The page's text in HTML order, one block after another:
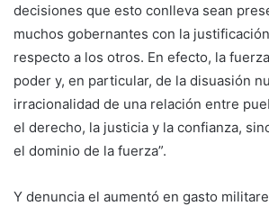
decisiones que esto conlleva sean
muchos gobernantes con la
respecto a los otros. En efecto, la
poder y, en particular, de la disuasión
irracionalidad de una relación entre
el derecho, la justicia y la confianza,
el dominio de la fuerza”.
Y denuncia el aumentó en gasto